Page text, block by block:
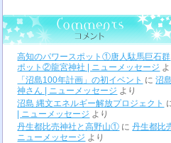
高知のパワースポット①唐人駄馬巨石群
ポット②龍宮神社 | ニューメッセージ
「沼島100年計画」の初イベント に沼
神さん | ニューメッセージ より
沼島 縄文エネルギー解放プロジェクト
| ニューメッセージ より
丹生都比売神社と高野山① に丹生都比
ニューメッセージ より